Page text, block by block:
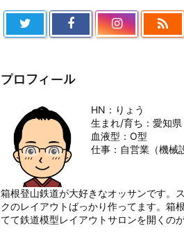

プロフィール
HN：りょう
生まれ/育ち：愛知県
血液型：O型
仕事：自営業（機械
箱根登山鉄道が大好きなオッサンです。
クのレイアウトばっかり作ってます。箱
てて鉄道模型レイアウトサロンを開くの